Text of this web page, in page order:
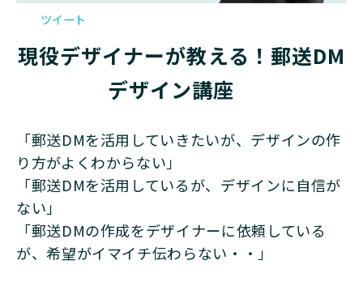
ツイート
現役デザイナーが教える！郵送DM
デザイン講座
「郵送DMを活用していきたいが、デザインの作
り方がよくわからない」
「郵送DMを活用しているが、デザインに自信が
ない」
「郵送DMの作成をデザイナーに依頼している
が、希望がイマイチ伝わらない・・」